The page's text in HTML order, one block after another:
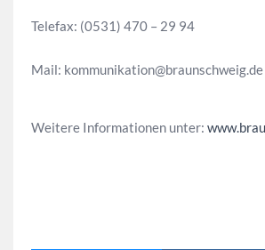
Telefax: (0531) 470 – 29 94
Mail: kommunikation@braunschweig.de
Weitere Informationen unter: